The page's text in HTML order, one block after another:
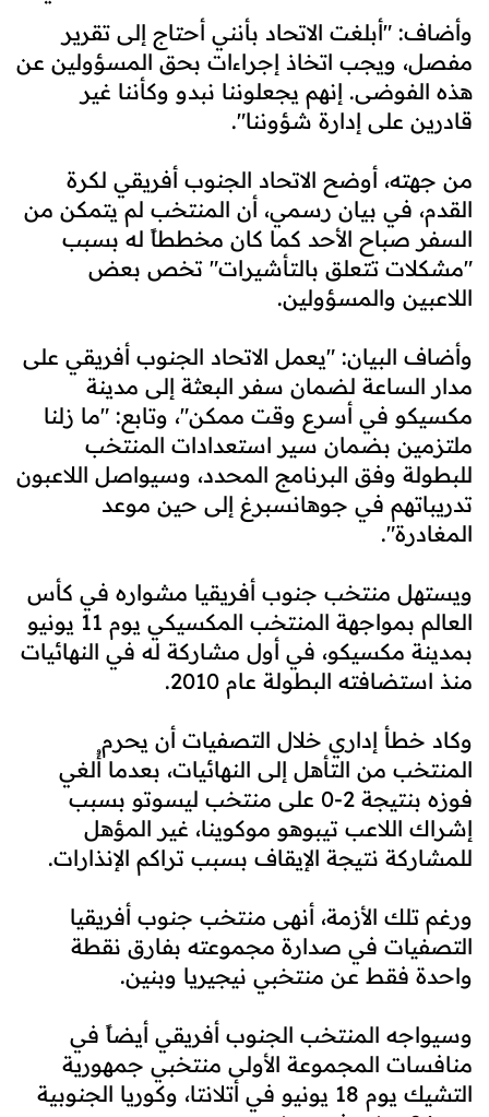
وأضاف: "أبلغت الاتحاد بأنني أحتاج إلى تقرير
مفصل، ويجب اتخاذ إجراءات بحق المسؤولين عن
هذه الفوضى. إنهم يجعلوننا نبدو وكأننا غير
قادرين على إدارة شؤوننا".
من جهته، أوضح الاتحاد الجنوب أفريقي لكرة
القدم، في بيان رسمي، أن المنتخب لم يتمكن من
السفر صباح الأحد كما كان مخططاً له بسبب
"مشكلات تتعلق بالتأشيرات" تخص بعض
اللاعبين والمسؤولين.
وأضاف البيان: "يعمل الاتحاد الجنوب أفريقي على
مدار الساعة لضمان سفر البعثة إلى مدينة
مكسيكو في أسرع وقت ممكن"، وتابع: "ما زلنا
ملتزمين بضمان سير استعدادات المنتخب
للبطولة وفق البرنامج المحدد، وسيواصل اللاعبون
تدريباتهم في جوهانسبرغ إلى حين موعد
المغادرة".
ويستهل منتخب جنوب أفريقيا مشواره في كأس
العالم بمواجهة المنتخب المكسيكي يوم 11 يونيو
بمدينة مكسيكو، في أول مشاركة له في النهائيات
منذ استضافته البطولة عام 2010.
وكاد خطأ إداري خلال التصفيات أن يحرم
المنتخب من التأهل إلى النهائيات، بعدما أُلغي
فوزه بنتيجة 2-0 على منتخب ليسوتو بسبب
إشراك اللاعب تيبوهو موكوينا، غير المؤهل
للمشاركة نتيجة الإيقاف بسبب تراكم الإنذارات.
ورغم تلك الأزمة، أنهى منتخب جنوب أفريقيا
التصفيات في صدارة مجموعته بفارق نقطة
واحدة فقط عن منتخبي نيجيريا وبنين.
وسيواجه المنتخب الجنوب أفريقي أيضاً في
منافسات المجموعة الأولى منتخبي جمهورية
التشيك يوم 18 يونيو في أتلانتا، وكوريا الجنوبية